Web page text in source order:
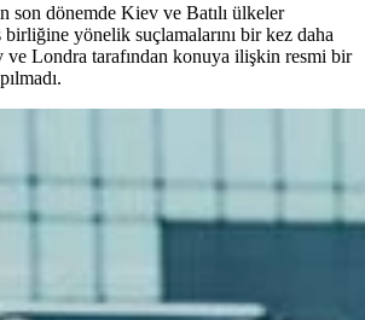
son dönemde Kiev ve Batılı ülkeler
birliğine yönelik suçlamalarını bir kez daha
Londra tarafından konuya ilişkin resmi bir